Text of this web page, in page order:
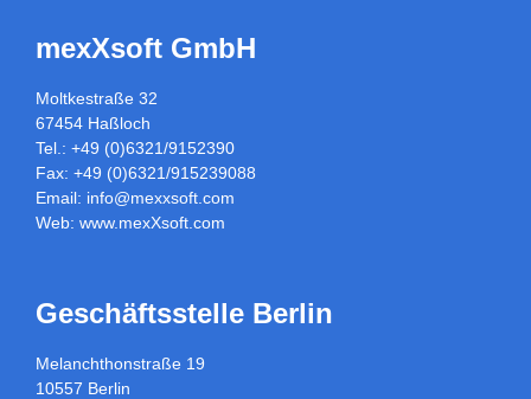
mexXsoft GmbH
Moltkestraße 32
67454 Haßloch
Tel.: +49 (0)6321/9152390
Fax: +49 (0)6321/915239088
Email: info@mexxsoft.com
Web: www.mexXsoft.com
Geschäftsstelle Berlin
Melanchthonstraße 19
10557 Berlin